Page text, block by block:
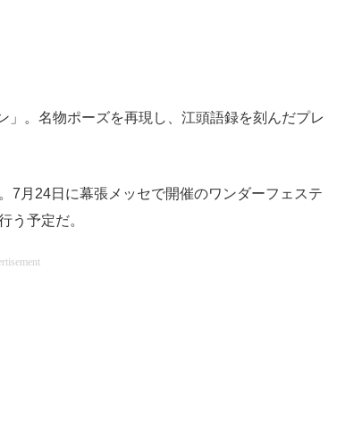
。名物ポーズを再現し、江頭語録を刻んだプレ
月24日に幕張メッセで開催のワンダーフェステ
う予定だ。